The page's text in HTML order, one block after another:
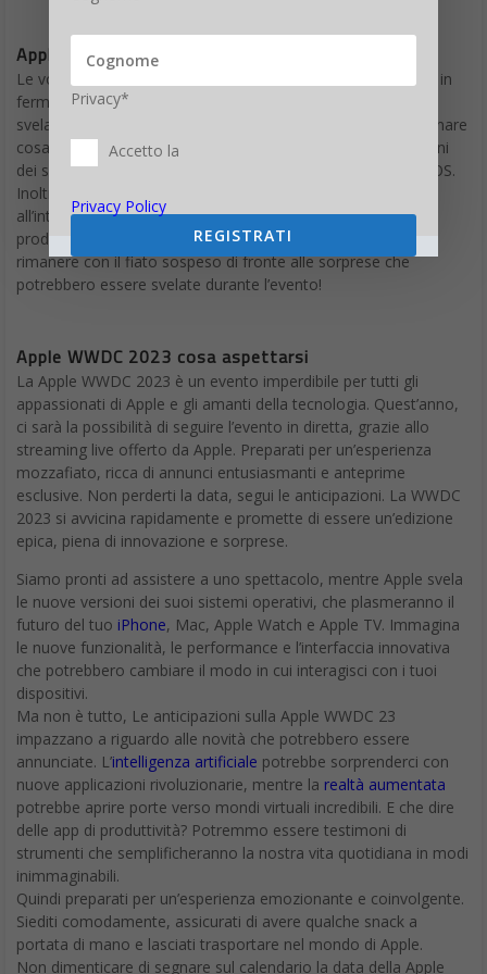
Apple WWDC 2023 Anticipazioni
Le voci e le speculazioni riguardo alla WWDC 2023 sono già in
fermento. Gli esperti e gli appassionati stanno cercando di
svelare i segreti nascosti dietro l’evento, lasciandoci immaginare
cosa ci aspetterà. Si dice che Apple presenterà nuove versioni
dei suoi sistemi operativi, inclusi iOS, macOS, watchOS e tvOS.
Inoltre, si prevede che ci saranno grandi novità riguardo
all’intelligenza artificiale, alla realtà aumentata e alle app di
produttività. Se sei un fan sfegatato di Apple, preparati a
rimanere con il fiato sospeso di fronte alle sorprese che
potrebbero essere svelate durante l’evento!
Apple WWDC 2023 cosa aspettarsi
La Apple WWDC 2023 è un evento imperdibile per tutti gli
appassionati di Apple e gli amanti della tecnologia. Quest’anno,
ci sarà la possibilità di seguire l’evento in diretta, grazie allo
streaming live offerto da Apple. Preparati per un’esperienza
mozzafiato, ricca di annunci entusiasmanti e anteprime
esclusive. Non perderti la data, segui le anticipazioni. La WWDC
2023 si avvicina rapidamente e promette di essere un’edizione
epica, piena di innovazione e sorprese.
Siamo pronti ad assistere a uno spettacolo, mentre Apple svela
le nuove versioni dei suoi sistemi operativi, che plasmeranno il
futuro del tuo iPhone, Mac, Apple Watch e Apple TV. Immagina
le nuove funzionalità, le performance e l’interfaccia innovativa
che potrebbero cambiare il modo in cui interagisci con i tuoi
dispositivi.
Ma non è tutto, Le anticipazioni sulla Apple WWDC 23
impazzano a riguardo alle novità che potrebbero essere
annunciate. L’intelligenza artificiale potrebbe sorprenderci con
nuove applicazioni rivoluzionarie, mentre la realtà aumentata
potrebbe aprire porte verso mondi virtuali incredibili. E che dire
delle app di produttività? Potremmo essere testimoni di
strumenti che semplificheranno la nostra vita quotidiana in modi
inimmaginabili.
Quindi preparati per un’esperienza emozionante e coinvolgente.
Siediti comodamente, assicurati di avere qualche snack a
portata di mano e lasciati trasportare nel mondo di Apple.
Non dimenticare di segnare sul calendario la data della Apple
Privacy*
Accetto la
Privacy Policy
REGISTRATI